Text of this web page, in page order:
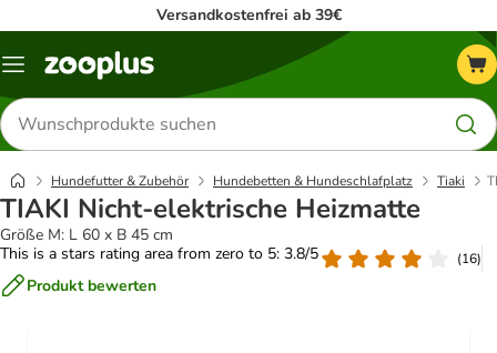
Versandkostenfrei ab 39€
Menü
Produkte
suchen
Hundefutter & Zubehör Hundebetten & Hundeschlafplatz Tiaki
TIAKI Nicht-elektrische Heizmatte
Größe M: L 60 x B 45 cm
This is a stars rating area from zero to 5: 3.8/5
(16)
Produkt bewerten